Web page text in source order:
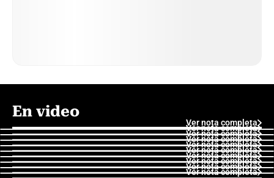
En video
Ver nota completa
Ver nota completa
Ver nota completa
Ver nota completa
Ver nota completa
Ver nota completa
Ver nota completa
Ver nota completa
Ver nota completa
Ver nota completa